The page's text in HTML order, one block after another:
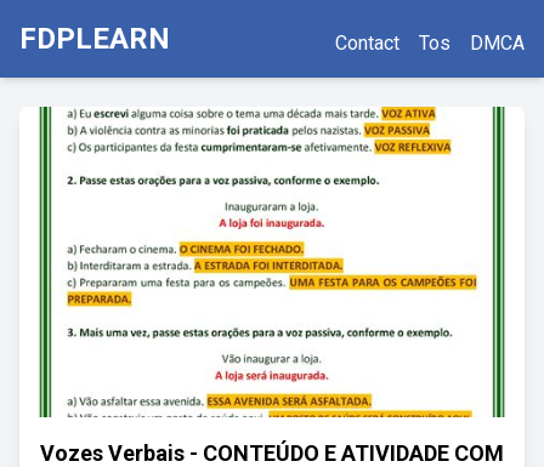
FDPLEARN Contact Tos DMCA
Vozes Verbais - CONTEÚDO E ATIVIDADE COM